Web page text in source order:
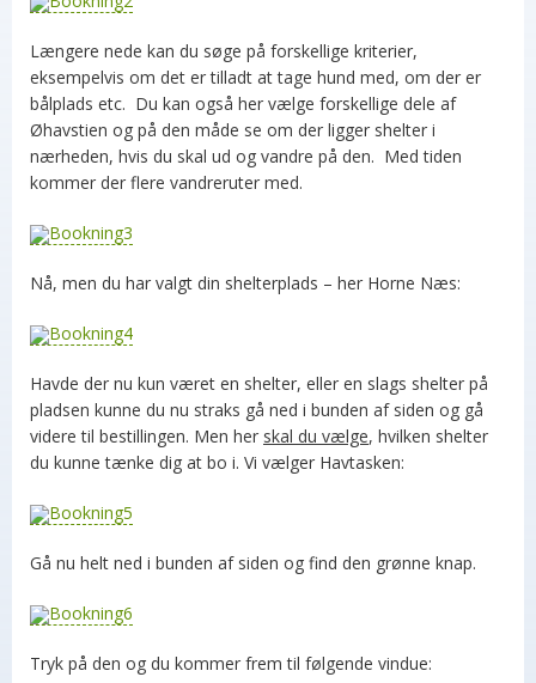
Længere nede kan du søge på forskellige kriterier,
eksempelvis om det er tilladt at tage hund med, om der er
bålplads etc. Du kan også her vælge forskellige dele af
Øhavstien og på den måde se om der ligger shelter i
nærheden, hvis du skal ud og vandre på den. Med tiden
kommer der flere vandreruter med.
Nå, men du har valgt din shelterplads – her Horne Næs:
Havde der nu kun været en shelter, eller en slags shelter på
pladsen kunne du nu straks gå ned i bunden af siden og gå
videre til bestillingen. Men her skal du vælge, hvilken shelter
du kunne tænke dig at bo i. Vi vælger Havtasken:
Gå nu helt ned i bunden af siden og find den grønne knap.
Tryk på den og du kommer frem til følgende vindue: